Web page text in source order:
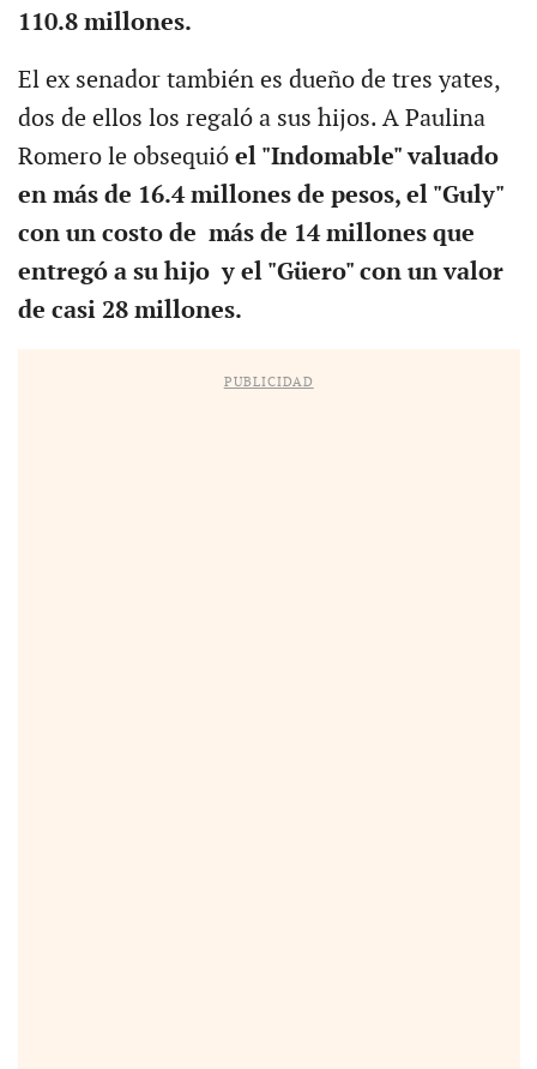
110.8 millones.
El ex senador también es dueño de tres yates,
dos de ellos los regaló a sus hijos. A Paulina
Romero le obsequióel "Indomable" valuado
en más de 16.4 millones de pesos, el "Guly"
con un costo de más de 14 millones que
entregó a su hijo y el "Güero" con un valor
de casi 28 millones.
PUBLICIDAD